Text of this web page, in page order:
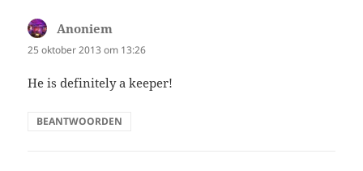
Anoniem
25 oktober 2013 om 13:26
He is definitely a keeper!
BEANTWOORDEN